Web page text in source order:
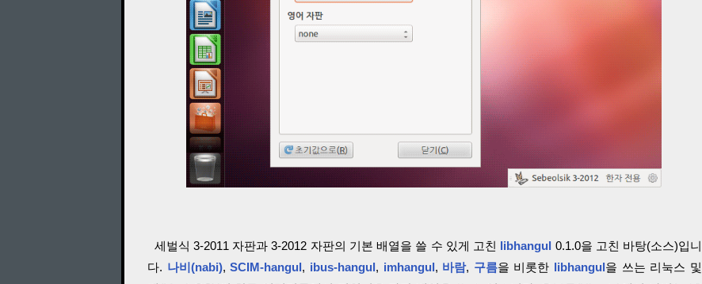
세벌식 3-2011 자판과 3-2012 자판의 기본 배열을 쓸 수 있게 고친 libhangul 0.1.0을 고친 바탕(소스)입니
다. 나비(nabi),SCIM-hangul, ibus-hangul, imhangul, 바람, 구름을 비롯한 libhangul을 쓰는 리눅스 및